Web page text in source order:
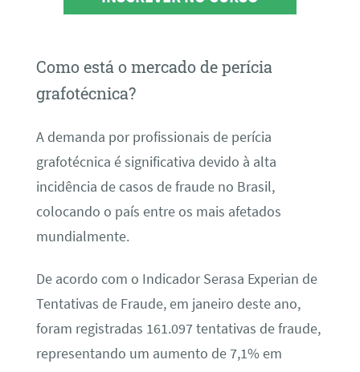
Como está o mercado de perícia
grafotécnica?
A demanda por profissionais de perícia
grafotécnica é significativa devido à alta
incidência de casos de fraude no Brasil,
colocando o país entre os mais afetados
mundialmente.
De acordo com o Indicador Serasa Experian de
Tentativas de Fraude, em janeiro deste ano,
foram registradas 161.097 tentativas de fraude,
representando um aumento de 7,1% em